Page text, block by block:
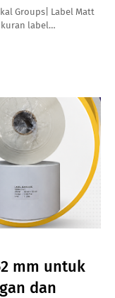
Groups| Label Matt
label…
mm untuk
dan